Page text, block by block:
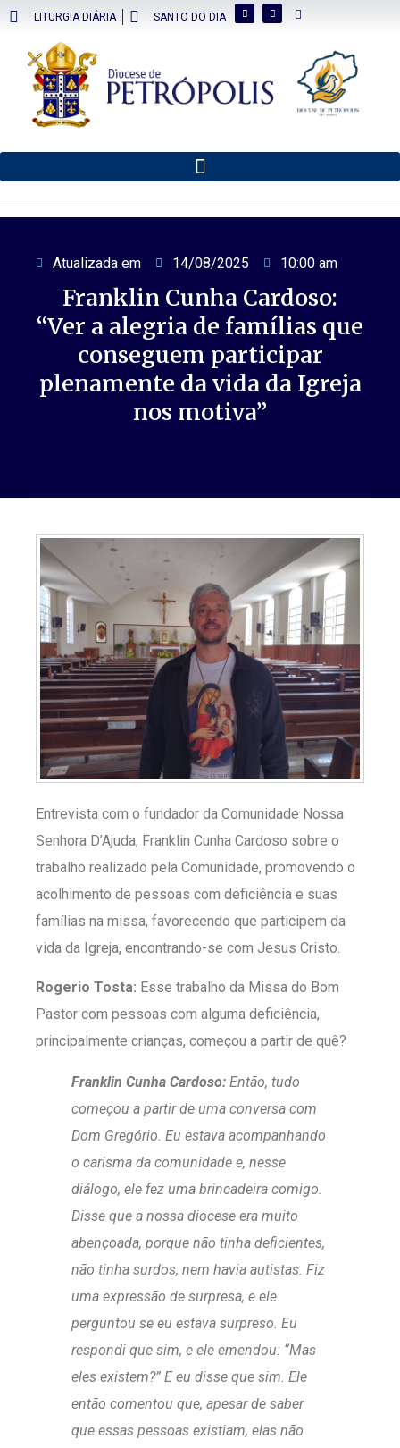
LITURGIA DIÁRIA SANTO DO DIA
Atualizada em 14/08/2025 10:00 am
Franklin Cunha Cardoso:
“Ver a alegria de famílias que
conseguem participar
plenamente da vida da Igreja
nos motiva”
Entrevista com o fundador da Comunidade Nossa
Senhora D’Ajuda, Franklin Cunha Cardoso sobre o
trabalho realizado pela Comunidade, promovendo o
acolhimento de pessoas com deficiência e suas
famílias na missa, favorecendo que participem da
vida da Igreja, encontrando-se com Jesus Cristo.
Rogerio Tosta: Esse trabalho da Missa do Bom
Pastor com pessoas com alguma deficiência,
principalmente crianças, começou a partir de quê?
Franklin Cunha Cardoso: Então, tudo
começou a partir de uma conversa com
Dom Gregório. Eu estava acompanhando
o carisma da comunidade e, nesse
diálogo, ele fez uma brincadeira comigo.
Disse que a nossa diocese era muito
abençoada, porque não tinha deficientes,
não tinha surdos, nem havia autistas. Fiz
uma expressão de surpresa, e ele
perguntou se eu estava surpreso. Eu
respondi que sim, e ele emendou: “Mas
eles existem?” E eu disse que sim. Ele
então comentou que, apesar de saber
que essas pessoas existiam, elas não